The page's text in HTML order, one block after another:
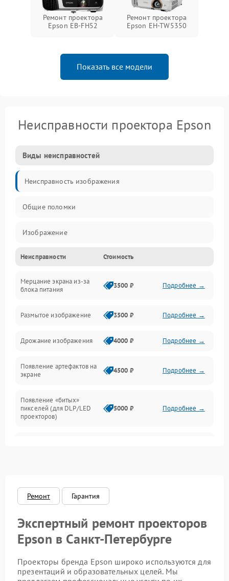
Ремонт проектора
Epson EB-FH52
Ремонт проектора
Epson EH-TW5350
Показать все модели
Неисправности проектора Epson
Виды неисправностей
Неисправность изображения
Общие поломки
Изображение
Лампа подсветки
Неисправность управления и интерфейсов
Неисправности Стоимость
Мерцание экрана из-за
блока питания
3500 ₽ Подробнее →
Размытое изображение 3500 ₽ Подробнее →
Дрожание изображения 4000 ₽ Подробнее →
Появление артефактов на
экране
4500 ₽ Подробнее →
Появление «битых»
пикселей (для DLP/LED
проекторов)
5000 ₽ Подробнее →
экрана
Не работает
трапеции (Keystone)
Ремонт Гарантия
Экспертный ремонт проекторов
Epson в Санкт-Петербурге
Проекторы бренда Epson широко используются для
презентаций и образовательных целей. Мы